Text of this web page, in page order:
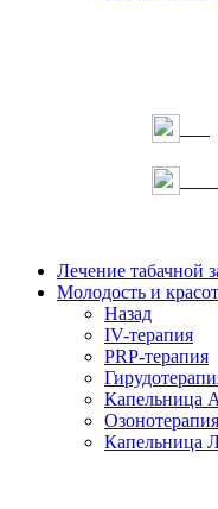
Лечение табачной
Молодость и
Назад
IV-терапия
PRP-терапия
Капельница
Озонотерапия
Капельница